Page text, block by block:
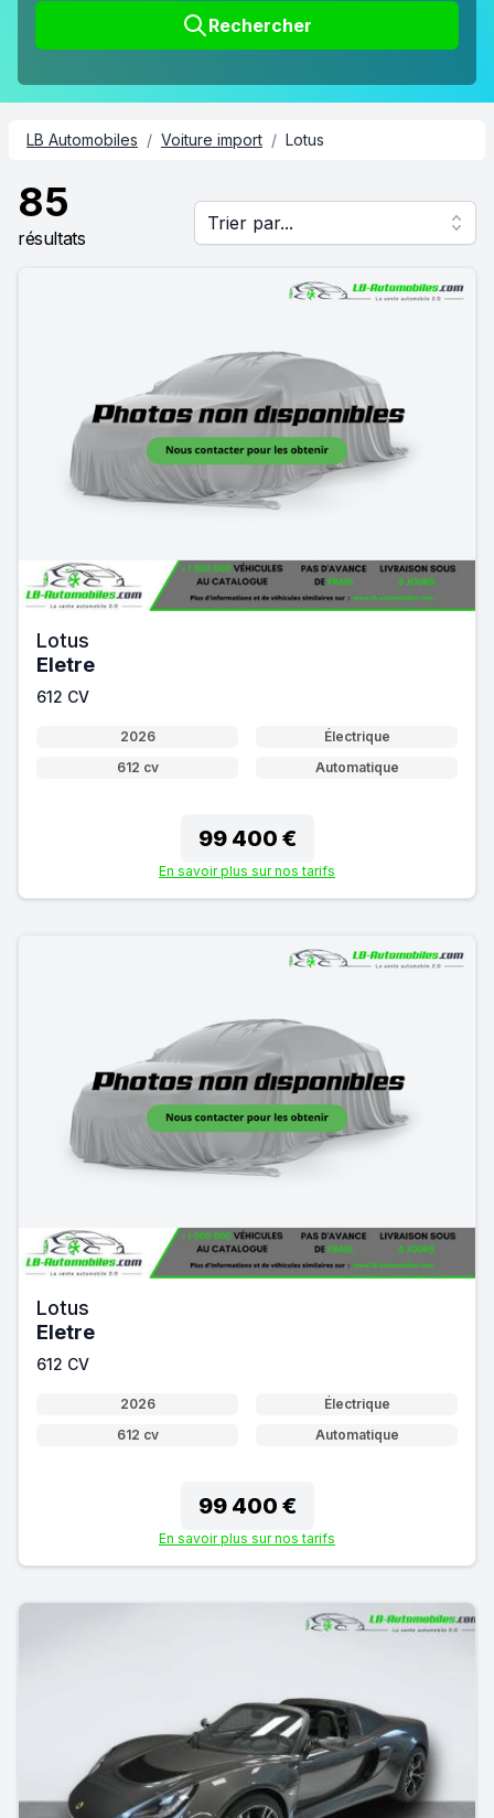
Rechercher
LB Automobiles / Voiture import / Lotus
85
résultats
Trier par...
Lotus
Eletre
612 CV
2026
Électrique
612 cv
Automatique
99 400 €
En savoir plus sur nos tarifs
Lotus
Eletre
612 CV
2026
Électrique
612 cv
Automatique
99 400 €
En savoir plus sur nos tarifs